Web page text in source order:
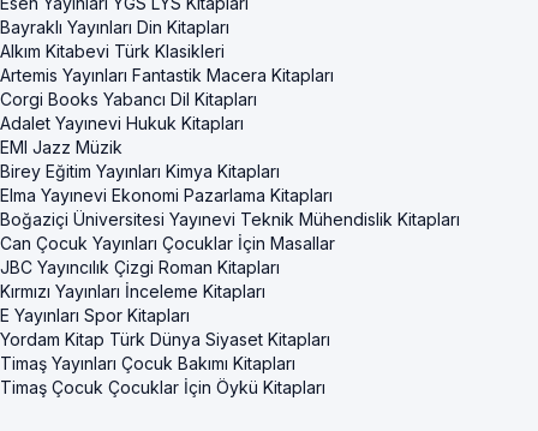
Bayraklı Yayınları Din Kitapları
Alkım Kitabevi Türk Klasikleri
Artemis Yayınları Fantastik Macera Kitapları
Corgi Books Yabancı Dil Kitapları
Adalet Yayınevi Hukuk Kitapları
EMI Jazz Müzik
Birey Eğitim Yayınları Kimya Kitapları
Elma Yayınevi Ekonomi Pazarlama Kitapları
Boğaziçi Üniversitesi Yayınevi Teknik Mühendislik Kitapları
Can Çocuk Yayınları Çocuklar İçin Masallar
JBC Yayıncılık Çizgi Roman Kitapları
Kırmızı Yayınları İnceleme Kitapları
E Yayınları Spor Kitapları
Yordam Kitap Türk Dünya Siyaset Kitapları
Timaş Yayınları Çocuk Bakımı Kitapları
Timaş Çocuk Çocuklar İçin Öykü Kitapları